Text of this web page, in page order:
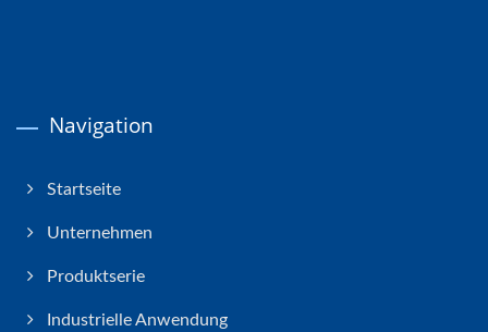
Navigation
Startseite
Unternehmen
Produktserie
Industrielle Anwendung